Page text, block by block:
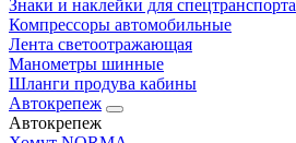
Знаки и наклейки для спецтранспорта
Компрессоры автомобильные
Лента светоотражающая
Манометры шинные
Шланги продува кабины
Автокрепеж
Автокрепеж